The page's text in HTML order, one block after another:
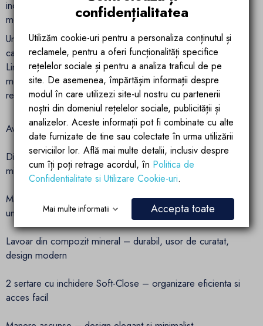
inchidere lina si silentioasa, prelungind durata de viata a
mobilierului si oferind o experienta premium in utilizare.
Un alt element distinctiv este designul cu manere ascunse,
care adauga un plus de rafinament si continuitate vizuala.
Liniile curate si minimaliste completeaza perfect aspectul
modern, transformand acest mobilier intr-o piesa de
rezistenta in orice baie contemporana.
Avantaje cheie:
Dimensiuni ideale: 60 x 42 x 50 cm – perfect pentru bai
mici si medii
MDF vopsit cu finisaj alb lucios – rezistenta ridicata la
umezeala si uzura
Lavoar din compozit mineral – durabil, usor de curatat,
design modern
2 sertare cu inchidere Soft-Close – organizare eficienta si
acces facil
confidențialitatea
Utilizăm cookie-uri pentru a personaliza conținutul și
reclamele, pentru a oferi funcționalități specifice
rețelelor sociale și pentru a analiza traficul de pe
site. De asemenea, împărtășim informații despre
modul în care utilizezi site-ul nostru cu partenerii
noștri din domeniul rețelelor sociale, publicității și
analizelor. Aceste informații pot fi combinate cu alte
date furnizate de tine sau colectate în urma utilizării
serviciilor lor. Află mai multe detalii, inclusiv despre
cum îți poți retrage acordul, în Politica de
Confidentialitate si Utilizare Cookie-uri.
Mai multe informatii Accepta toate